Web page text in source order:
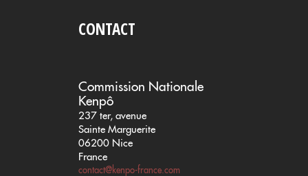
CONTACT
Commission Nationale
Kenpô
237 ter, avenue
Sainte Marguerite
06200 Nice
France
contact@kenpo-france.com